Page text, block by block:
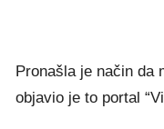
Pronašla je način da
objavio je to portal